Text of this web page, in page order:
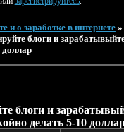
и о заработке в интернете »
блоги и
доллар
блоги и
делать 5-10